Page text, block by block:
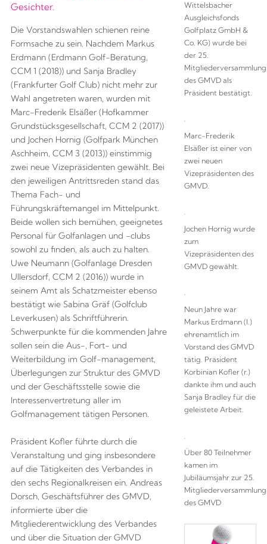
Gesichter.
Die Vorstandswahlen schienen reine
Formsache zu sein. Nachdem Markus
Erdmann (Erdmann Golf-Beratung,
CCM 1 (2018)) und Sanja Bradley
(Frankfurter Golf Club) nicht mehr zur
Wahl angetreten waren, wurden mit
Marc-Frederik Elsäßer (Hofkammer
Grundstücksgesellschaft, CCM 2 (2017))
und Jochen Hornig (Golfpark München
Aschheim, CCM 3 (2013)) einstimmig
zwei neue Vizepräsidenten gewählt. Bei
den jeweiligen Antrittsreden stand das
Thema Fach- und
Führungskräftemangel im Mittelpunkt.
Beide wollen sich bemühen, geeignetes
Personal für Golfanlagen und -clubs
sowohl zu finden, als auch zu halten.
Uwe Neumann (Golfanlage Dresden
Ullersdorf, CCM 2 (2016)) wurde in
seinem Amt als Schatzmeister ebenso
bestätigt wie Sabina Gräf (Golfclub
Leverkusen) als Schriftführerin.
Schwerpunkte für die kommenden Jahre
sollen sein die Aus-, Fort- und
Weiterbildung im Golf-management,
Überlegungen zur Struktur des GMVD
und der Geschäftsstelle sowie die
Interessenvertretung aller im
Golfmanagement tätigen Personen.
Präsident Kofler führte durch die
Veranstaltung und ging insbesondere
auf die Tätigkeiten des Verbandes in
den sechs Regionalkreisen ein. Andreas
Dorsch, Geschäftsführer des GMVD,
informierte über die
Mitgliederentwicklung des Verbandes
und über die Situation der GMVD
Wittelsbacher
Ausgleichsfonds
Golfplatz GmbH &
Co. KG) wurde bei
der 25.
Mitgliederversammlung
des GMVD als
Präsident bestätigt.
Marc-Frederik
Elsäßer ist einer von
zwei neuen
Vizepräsidenten des
GMVD.
Jochen Hornig wurde
zum
Vizepräsidenten des
GMVD gewählt.
Neun Jahre war
Markus Erdmann (l.)
ehrenamtlich im
Vorstand des GMVD
tätig. Präsident
Korbinian Kofler (r.)
dankte ihm und auch
Sanja Bradley für die
geleistete Arbeit.
Über 80 Teilnehmer
kamen im
Jubiläumsjahr zur 25.
Mitgliederversammlung
des GMVD